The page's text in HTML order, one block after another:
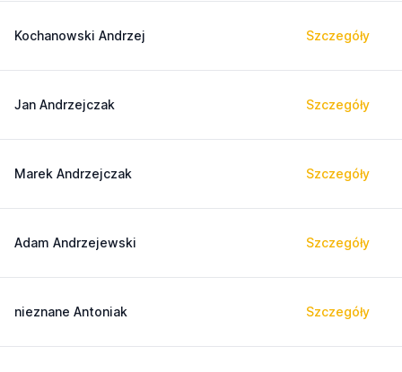
Kochanowski Andrzej Szczegóły
Jan Andrzejczak Szczegóły
Marek Andrzejczak Szczegóły
Adam Andrzejewski Szczegóły
nieznane Antoniak Szczegóły